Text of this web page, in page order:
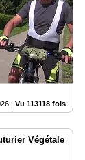
| Vu 113118 fois
Végétale